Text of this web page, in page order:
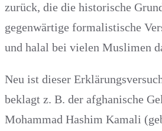
zurück, die die historische
gegenwärtige formalistische
und halal bei vielen Muslimen
Neu ist dieser
beklagt z. B. der afghanische
Mohammad Hashim Kamali